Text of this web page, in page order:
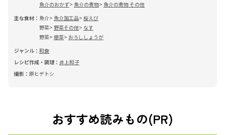
魚介のおかず
魚介の煮物
魚介の煮物 その他
主な食材： 魚介 魚介加工品 桜えび
野菜
野菜その他
なす
野菜 根菜
おろししょうが
ジャンル： 和食
レシピ作成・調理： 井上和子
撮影： 原ヒデトシ
おすすめ読みもの(PR)